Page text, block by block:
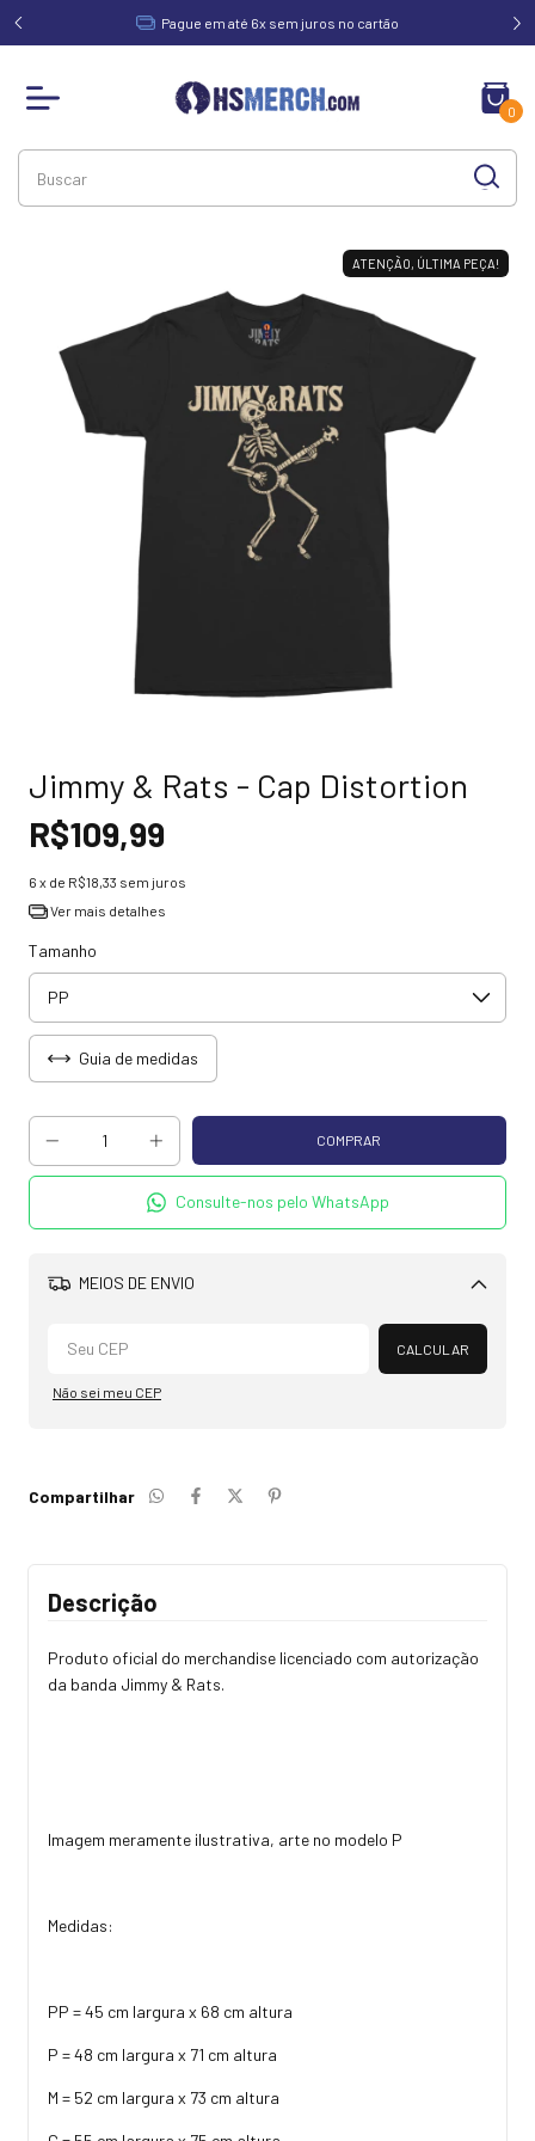
de Pague em até 6x sem juros no cartão
0
ATENÇÃO, ÚLTIMA PEÇA!
Jimmy & Rats - Cap Distortion
R$109,99
6 x de R$18,33 sem juros
Ver mais detalhes
Tamanho
Guia de medidas
Consulte-nos pelo WhatsApp
MEIOS DE ENVIO
Alterar CEP
CALCULAR
Não sei meu CEP
Compartilhar
Descrição
Produto oficial do merchandise licenciado com autorização
da banda Jimmy & Rats.
Imagem meramente ilustrativa, arte no modelo P
Medidas:
PP = 45 cm largura x 68 cm altura
P = 48 cm largura x 71 cm altura
M = 52 cm largura x 73 cm altura